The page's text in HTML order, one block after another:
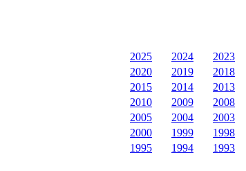
2025
2024 2023
2020
2019 2018
2015
2014 2013
2010
2009 2008
2005
2004 2003
2000
1999 1998
1995
1994 1993